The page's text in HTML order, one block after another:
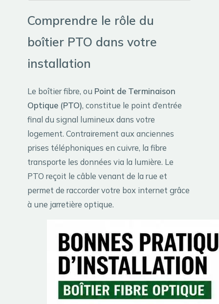
Comprendre le rôle du
boîtier PTO dans votre
installation
Le boîtier fibre, ou Point de Terminaison
Optique (PTO), constitue le point d’entrée
final du signal lumineux dans votre
logement. Contrairement aux anciennes
prises téléphoniques en cuivre, la fibre
transporte les données via la lumière. Le
PTO reçoit le câble venant de la rue et
permet de raccorder votre box internet grâce
à une jarretière optique.